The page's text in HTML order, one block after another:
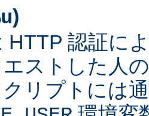
)
HTTP 認証に
ストした人
リプトには